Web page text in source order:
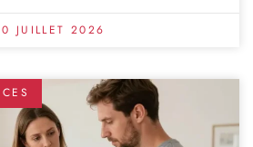
JUILLET 2026